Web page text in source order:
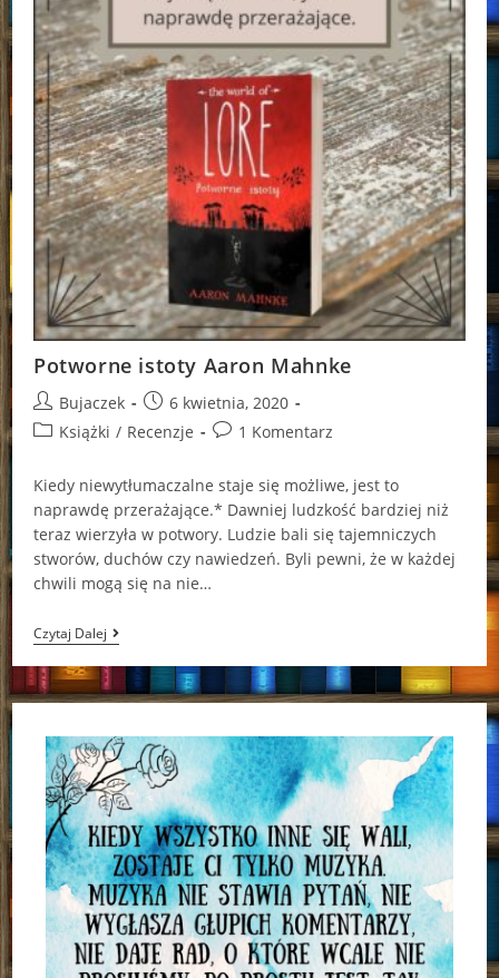
Potworne istoty Aaron Mahnke
Post
author:
Bujaczek
Post
published:
6 kwietnia, 2020
PostKsiążki / Recenzje
Post1 Komentarz
Kiedy niewytłumaczalne staje się możliwe, jest to
naprawdę przerażające.* Dawniej ludzkość bardziej niż
teraz wierzyła w potwory. Ludzie bali się tajemniczych
stworów, duchów czy nawiedzeń. Byli pewni, że w każdej
chwili mogą się na nie…
Czytaj DalejPotworne
Istoty
Aaron
Mahnke